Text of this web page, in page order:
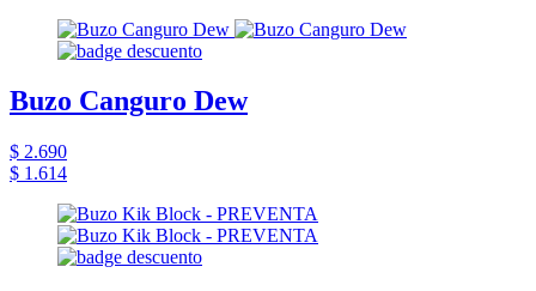
Buzo Canguro Dew
$ 2.690
$ 1.614